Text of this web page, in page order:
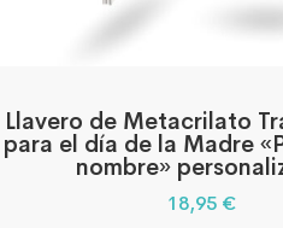
Llavero de Metacrilato
para el día de la Madre
nombre»
18,95 €